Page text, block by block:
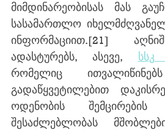
მიმდინარეობისას მას
სასამართლო
ინფორმაციით.[21]
ადასტურებს, ასევე, სსკ
რომელიც
გადაწყვეტილებით
ოდენობის
შესაძლებლობას